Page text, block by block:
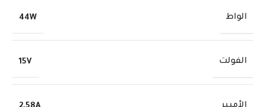
الواط 44W
الفولت 15V